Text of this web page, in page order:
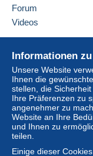
Informationen
Unsere Website
Ihnen die
stellen, die
Ihre Präferenzen zu
angenehmer zu
Website an Ihre
und Ihnen zu
teilen.
Einige dieser
Forum
Videos
Online-Hilfe
Auf Delcampe
Auf Delcampe
Eine sichere Website